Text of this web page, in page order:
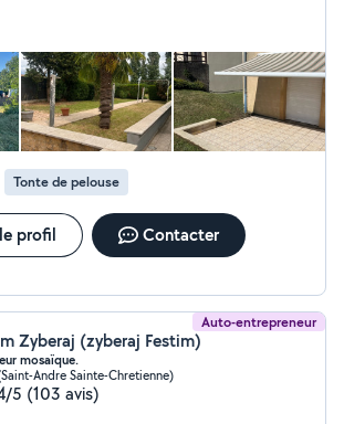
Tonte de pelouse
profil Contacter
Auto-entrepreneur
Zyberaj (zyberaj Festim)
mosaïque.
Andre Sainte-Chretienne)
5 (103 avis)